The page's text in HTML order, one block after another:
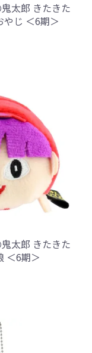
太郎 きたきた
やじ ＜6期＞
太郎 きたきた
＜6期＞